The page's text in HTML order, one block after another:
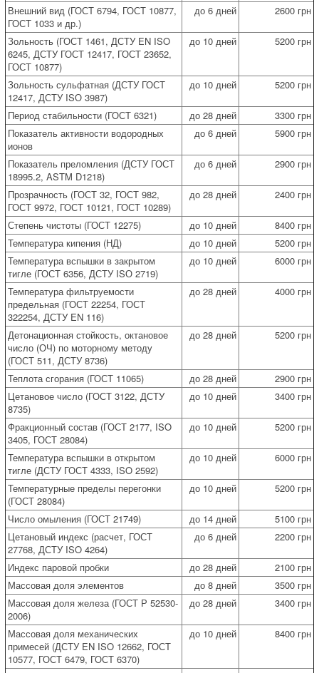
Внешний вид (ГОСТ 6794, ГОСТ 10877,
ГОСТ 1033 и др.)
до 6 дней 2600 грн
Зольность (ГОСТ 1461, ДСТУ EN ISO
6245, ДСТУ ГОСТ 12417, ГОСТ 23652,
ГОСТ 10877)
до 10 дней 5200 грн
Зольность сульфатная (ДСТУ ГОСТ
12417, ДСТУ ISО 3987)
до 10 дней 5200 грн
Период стабильности (ГОСТ 6321) до 28 дней
3300 грн
Показатель активности водородных
ионов
до 6 дней 5900 грн
Показатель преломления (ДСТУ ГОСТ
18995.2, ASTM D1218)
до 6 дней 2900 грн
Прозрачность (ГОСТ 32, ГОСТ 982,
ГОСТ 9972, ГОСТ 10121, ГОСТ 10289)
до 28 дней 2400 грн
Степень чистоты (ГОСТ 12275) до 10 дней
8400 грн
Температура кипения (НД)
до 10 дней
5200 грн
Температура вспышки в закрытом
тигле (ГОСТ 6356, ДСТУ ISО 2719)
до 10 дней 6000 грн
Температура фильтруемости
предельная (ГОСТ 22254, ГОСТ
322254, ДСТУ EN 116)
до 28 дней 4000 грн
Детонационная стойкость, октановое
число (ОЧ) по моторному методу
(ГОСТ 511, ДСТУ 8736)
до 28 дней 5200 грн
Теплота сгорания (ГОСТ 11065) до 28 дней
2900 грн
Цетановое число (ГОСТ 3122, ДСТУ
8735)
до 10 дней 3400 грн
Фракционный состав (ГОСТ 2177, ISO
3405, ГОСТ 28084)
до 10 дней 5200 грн
Температура вспышки в открытом
тигле (ДСТУ ГОСТ 4333, ISO 2592)
до 10 дней 6000 грн
Температурные пределы перегонки
(ГОСТ 28084)
до 10 дней 5200 грн
Число омыления (ГОСТ 21749) до 14 дней
5100 грн
Цетановый индекс (расчет, ГОСТ
27768, ДСТУ ISO 4264)
до 6 дней 2200 грн
Индекс паровой пробки до 28 дней
2100 грн
Массовая доля элементов
до 8 дней
3500 грн
Массовая доля железа (ГОСТ Р 52530-
2006)
до 28 дней 3400 грн
Массовая доля механических
примесей (ДСТУ EN ISO 12662, ГОСТ
10577, ГОСТ 6479, ГОСТ 6370)
до 10 дней 8400 грн